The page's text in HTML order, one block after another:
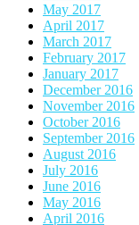
May 2017
April 2017
March 2017
February 2017
January 2017
December 2016
November 2016
October 2016
September 2016
August 2016
July 2016
June 2016
May 2016
April 2016